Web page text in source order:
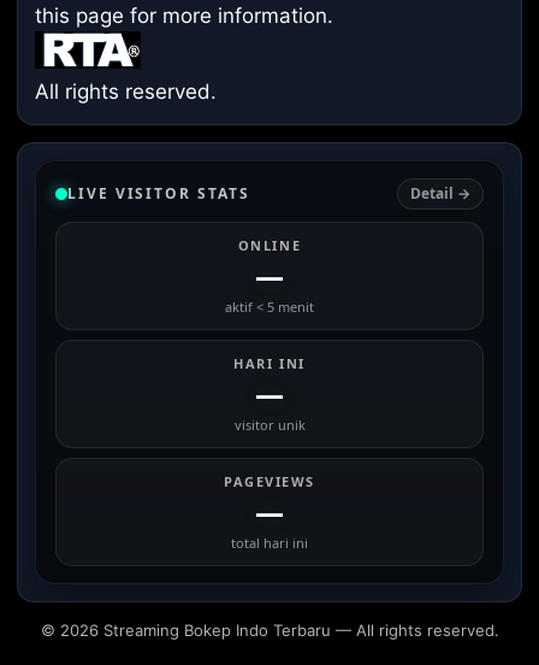
this page for more information.
All rights reserved.
LIVE VISITOR STATS Detail →
ONLINE
—
aktif < 5 menit
HARI INI
—
visitor unik
PAGEVIEWS
—
total hari ini
© 2026 Streaming Bokep Indo Terbaru — All rights reserved.